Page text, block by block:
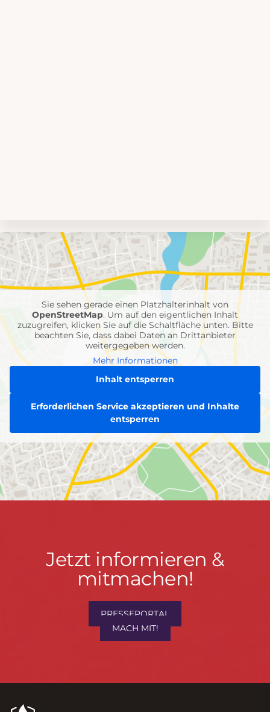
Umgebungskarte
mit
Feuerwehr-
Einheiten
Sie sehen gerade einen Platzhalterinhalt von
OpenStreetMap. Um auf den eigentlichen Inhalt
zuzugreifen, klicken Sie auf die Schaltfläche unten. Bitte
beachten Sie, dass dabei Daten an Drittanbieter
weitergegeben werden.
Mehr Informationen
Inhalt entsperren
Erforderlichen Service akzeptieren und Inhalte
entsperren
Jetzt
informieren
mitmachen!
Jetzt informieren &
mitmachen!
PRESSEPORTAL
MACH MIT!